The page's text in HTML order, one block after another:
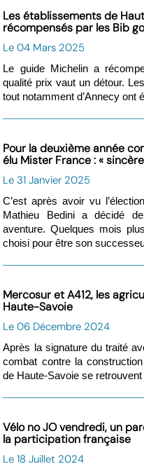
Les établissements de
récompensés par les Bib
Le 04 Mars 2025
Le guide Michelin a
qualité prix vaut un détour.
tout notamment d’Annecy ont
Pour la deuxième année
élu Mister France : «
Le 31 Janvier 2025
C’est après avoir vu
Mathieu Bedini a décidé
aventure. Quelques mois
choisi pour être son
Mercosur et A412, les
Haute-Savoie
Le 06 Décembre 2024
Après la signature du traité
combat contre la
de Haute-Savoie se
Vélo no JO vendredi, un
la participation française
Le 18 Juillet 2024